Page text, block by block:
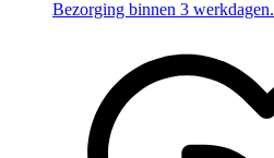
Bezorging binnen 3 werkdagen.